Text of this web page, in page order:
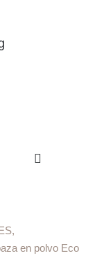
en polvo Eco